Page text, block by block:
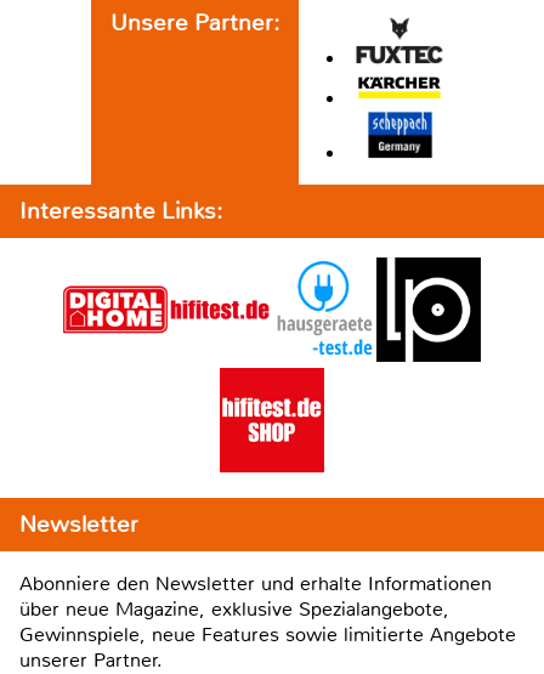
Unsere Partner:
Interessante Links:
Newsletter
Abonniere den Newsletter und erhalte Informationen
über neue Magazine, exklusive Spezialangebote,
Gewinnspiele, neue Features sowie limitierte Angebote
unserer Partner.